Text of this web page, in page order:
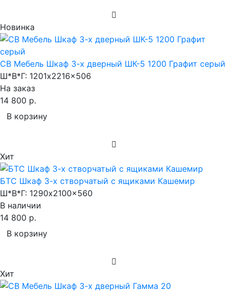
Новинка
СВ Мебель Шкаф 3-х дверный ШК-5 1200 Графит серый
Ш*В*Г: 1201x2216x506
На заказ
14 800 р.
В корзину
Хит
БТС Шкаф 3-х створчатый с ящиками Кашемир
Ш*В*Г: 1290x2100x560
В наличии
14 800 р.
В корзину
Хит